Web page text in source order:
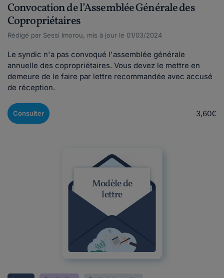
Convocation de l’Assemblée Générale des
Copropriétaires
Rédigé par Sessi Imorou, mis à jour le 01/03/2024
Le syndic n'a pas convoqué l'assemblée générale
annuelle des copropriétaires. Vous devez le mettre en
demeure de le faire par lettre recommandée avec accusé
de réception.
Consulter 3,60€
Modèle de
lettre